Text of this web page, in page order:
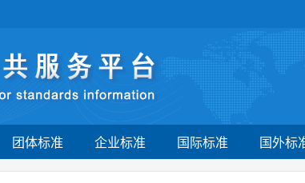
团体标准 企业标准 国际标准 国外标